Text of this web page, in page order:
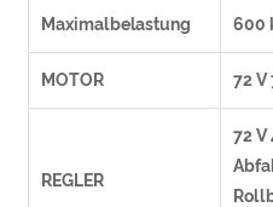
Maximalbelastung 600
MOTOR 72 V
REGLER
72